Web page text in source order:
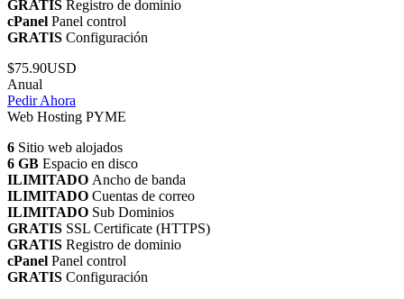
GRATIS Registro de dominio
cPanel Panel control
GRATIS Configuración
$75.90USD
Anual
Pedir Ahora
Web Hosting PYME
6 Sitio web alojados
6 GB Espacio en disco
ILIMITADO Ancho de banda
ILIMITADO Cuentas de correo
ILIMITADO Sub Dominios
GRATIS SSL Certificate (HTTPS)
GRATIS Registro de dominio
cPanel Panel control
GRATIS Configuración